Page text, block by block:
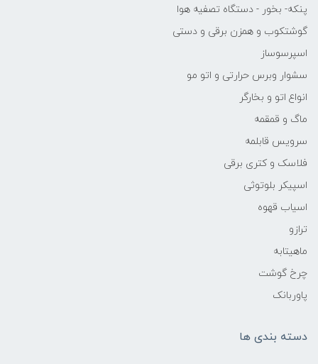
پنکه- بخور - دستگاه تصفیه هوا
گوشتکوب و همزن برقی و دستی
اسپرسوساز
سشوار وبرس حرارتی و اتو مو
انواع اتو و بخارگر
ماگ و قمقمه
سرویس قابلمه
فلاسک و کتری برقی
اسپیکر بلوتوثی
اسیاب قهوه
ترازو
ماهیتابه
چرخ گوشت
پاوربانک
دسته بندی ها